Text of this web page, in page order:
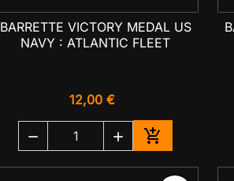
 Aperçu rapide
BARRETTE VICTORY MEDAL US
NAVY : ATLANTIC FLEET
12,00 €
  
Ajouter au